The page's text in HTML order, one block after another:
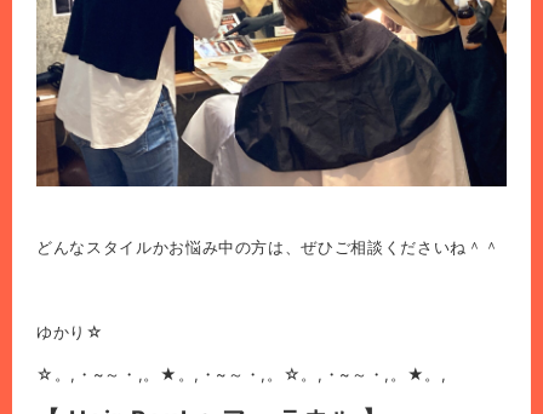
どんなスタイルかお悩み中の方は、ぜひご相談くださいね＾＾
ゆかり☆
☆。,・~～・,。★。,・~～・,。☆。,・~～・,。★。,